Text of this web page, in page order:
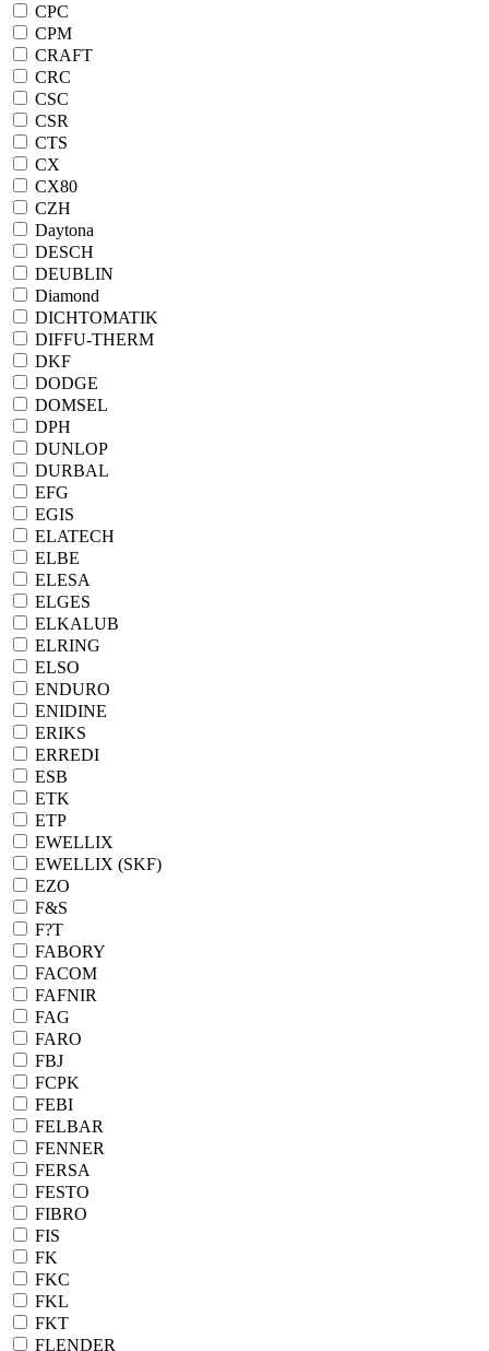
CPC
CPM
CRAFT
CRC
CSC
CSR
CTS
CX
CX80
CZH
Daytona
DESCH
DEUBLIN
Diamond
DICHTOMATIK
DIFFU-THERM
DKF
DODGE
DOMSEL
DPH
DUNLOP
DURBAL
EFG
EGIS
ELATECH
ELBE
ELESA
ELGES
ELKALUB
ELRING
ELSO
ENDURO
ENIDINE
ERIKS
ERREDI
ESB
ETK
ETP
EWELLIX
EWELLIX (SKF)
EZO
F&S
F?T
FABORY
FACOM
FAFNIR
FAG
FARO
FBJ
FCPK
FEBI
FELBAR
FENNER
FERSA
FESTO
FIBRO
FIS
FK
FKC
FKL
FKT
FLENDER